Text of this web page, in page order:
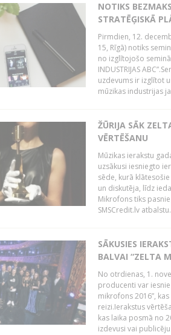
NOTIKS
STRATĒĢISKĀ
Pirmdien, 12.
15, Rīgā) notiks
no izglītojošo
INDUSTRIJAS
uzdevums ir izglītot
mūzikas industrijas
ŽŪRIJA SĀK
VĒRTĒŠANU
Mūzikas ierakstu
uzsākusi iesniegto
sēde, kurā
un diskutēja, līdz
Mikrofons tiks
SMSCredit.lv
SĀKUSIES
BALVAI “ZELTA
No otrdienas, 1.
producenti var
mikrofons 2016”,
reizi.Ierakstus
kas laika posmā no
izdevusi vai